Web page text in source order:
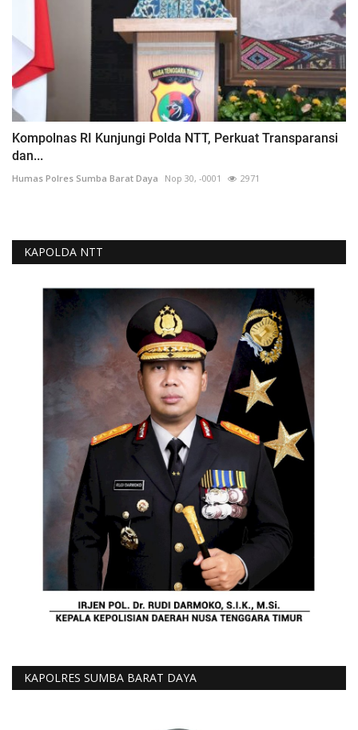
Kompolnas RI Kunjungi Polda NTT, Perkuat Transparansi
dan...
Humas Polres Sumba Barat Daya Nop 30, -0001 2971
KAPOLDA NTT
KAPOLRES SUMBA BARAT DAYA